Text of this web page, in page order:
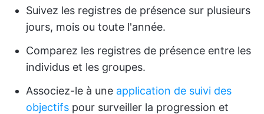
Suivez les registres de présence sur plusieurs
jours, mois ou toute l'année.
Comparez les registres de présence entre les
individus et les groupes.
Associez-le à une application de suivi des
objectifs pour surveiller la progression et